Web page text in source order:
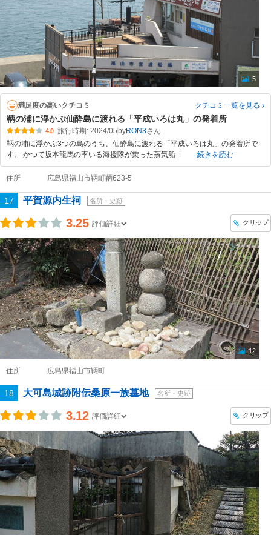
5
満足度の高いクチコミ クチコミ一覧を見る
鞆の浦に浮かぶ仙酔島に渡れる「平成いろは丸」の発着所
4.0 旅行時期: 2024/05 byRON3
鞆の浦に浮かぶ3つの島のうち、仙酔島に渡れる「平成いろは丸」の発着所で
す。 かつて坂本龍馬の率いる海援隊が乗った蒸気船「
続きを読む
住所 広島県福山市鞆町鞆623-5
17 平賀源内生祠 名所・史跡
3.25 評価詳細 クリップ
12
住所 広島県福山市鞆町
18 大可島城跡附伝桑原一族墓地 名所・史跡
3.12 評価詳細 クリップ